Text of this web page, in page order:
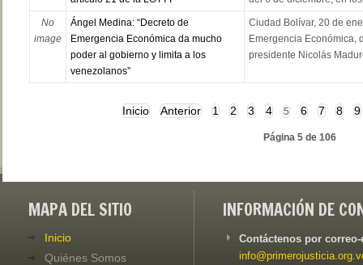
No
image
Ángel Medina: “Decreto de
Emergencia Económica da mucho
poder al gobierno y limita a los
venezolanos”
Ciudad Bolívar, 20 de
Emergencia Económica,
presidente Nicolás
Inicio Anterior 1 2 3 4 5 6 7 8 9
Página 5 de 106
MAPA DEL SITIO
Inicio
Quiénes Somos
INFORMACIÓN DE
Contáctenos por